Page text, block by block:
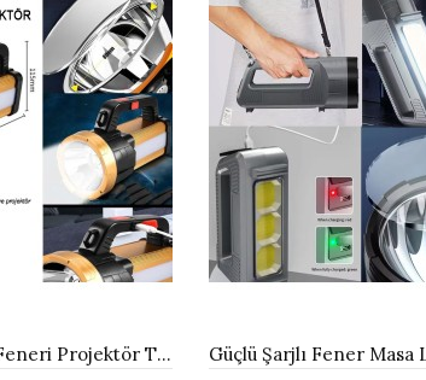
6 Mod Şarjlı EL Feneri Projektör Tipi Watton Wt-615